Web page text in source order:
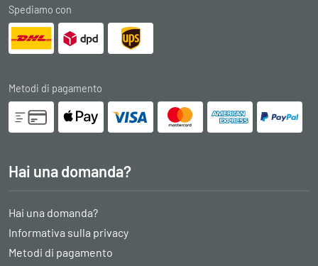
Spediamo con
Metodi di pagamento
Hai una domanda?
Hai una domanda?
Informativa sulla privacy
Metodi di pagamento